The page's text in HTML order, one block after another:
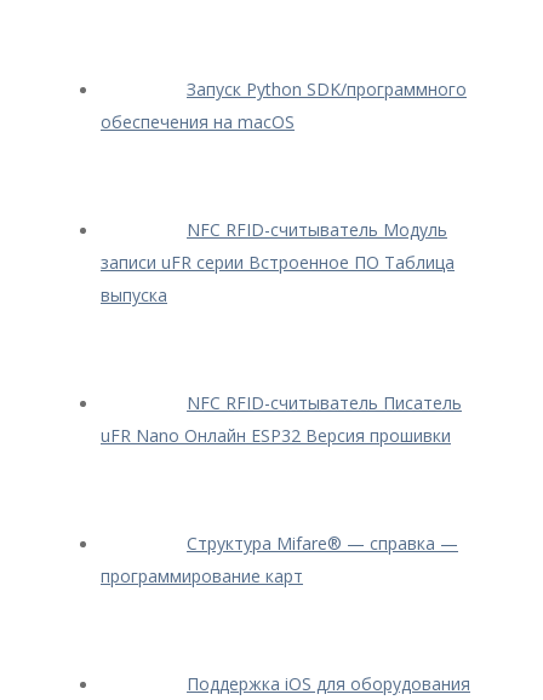
Запуск Python SDK/программного
обеспечения на macOS
NFC RFID-считыватель Модуль
записи uFR серии Встроенное ПО Таблица
выпуска
NFC RFID-считыватель Писатель
uFR Nano Онлайн ESP32 Версия прошивки
Структура Mifare® — cправка —
программирование карт
Поддержка iOS для оборудования